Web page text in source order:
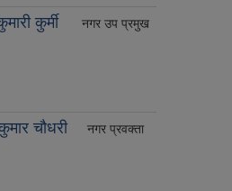
कुर्मी नगर उप प्रमुख
चौधरी नगर प्रवक्ता